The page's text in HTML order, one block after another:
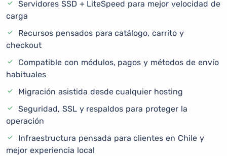
Servidores SSD + LiteSpeed para mejor velocidad de
carga
Recursos pensados para catálogo, carrito y
checkout
Compatible con módulos, pagos y métodos de envío
habituales
Migración asistida desde cualquier hosting
Seguridad, SSL y respaldos para proteger la
operación
Infraestructura pensada para clientes en Chile y
mejor experiencia local